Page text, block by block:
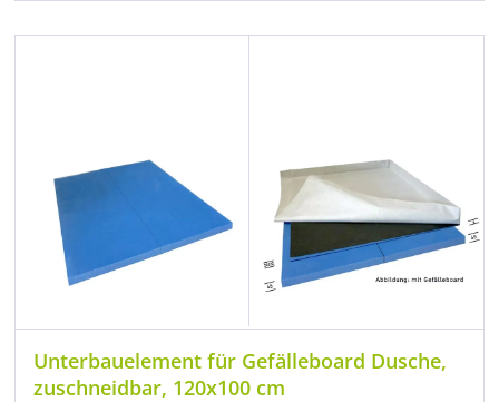
Unterbauelement für Gefälleboard Dusche,
zuschneidbar, 120x100 cm